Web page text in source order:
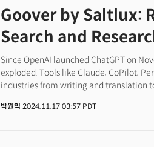
Goover by Saltlux:
Search and
Since OpenAI launched ChatGPT on
exploded. Tools like Claude, CoPilot,
industries from writing and translation
personal competitiveness and
박원익 2024.11.17 03:57 PDT